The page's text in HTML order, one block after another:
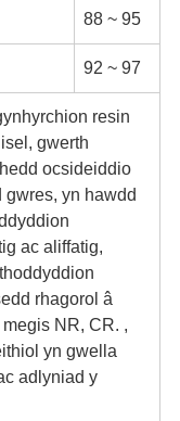
88 ~ 95
92 ~ 97
resin
gwerth
ocsideiddio
yn hawdd
ac aliffatig,
rhagorol â
megis NR, CR. ,
yn gwella
adlyniad y